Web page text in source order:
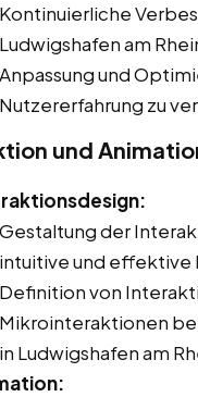
Kontinuierliche
Ludwigshafen am
Anpassung und
Nutzererfahrung zu
und
Gestaltung der
intuitive und effektive
Definition von
Mikrointeraktionen
in Ludwigshafen am